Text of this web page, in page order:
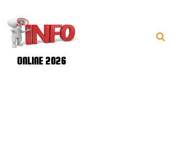
ONLINE 2026